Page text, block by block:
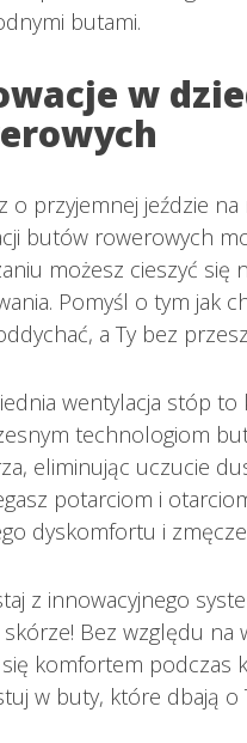
butami.
w
o przyjemnej jeździe
butów rowerowych
możesz cieszyć się
Pomyśl o tym jak
a Ty bez
wentylacja stóp to
technologiom
eliminując uczucie
potarciom i
dyskomfortu i
z innowacyjnego
skórze! Bez względu
komfortem podczas
w buty, które dbają o